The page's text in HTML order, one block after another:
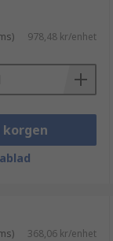
978,48 kr/enhet
korgen
368,06 kr/enhet